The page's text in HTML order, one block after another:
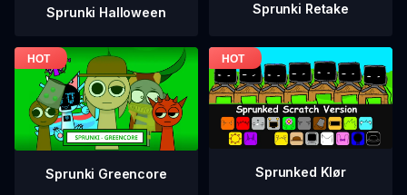
Sprunki Halloween Sprunki Retake
Sprunki Greencore Sprunked Klør